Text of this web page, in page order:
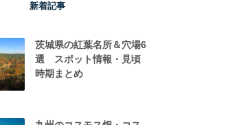
新着記事
茨城県の紅葉名所＆穴場6
選 スポット情報・見頃
時期まとめ